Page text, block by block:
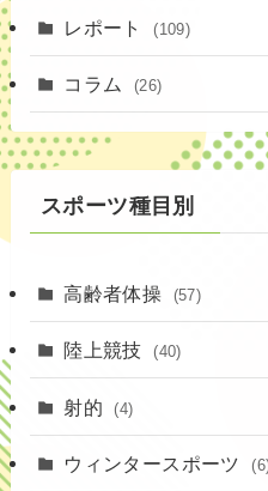
(4)
(1)
レポート (109)
コラム (26)
スポーツ種目別
高齢者体操 (57)
陸上競技 (40)
(2)
射的 (4)
(4)
ウィンタースポーツ